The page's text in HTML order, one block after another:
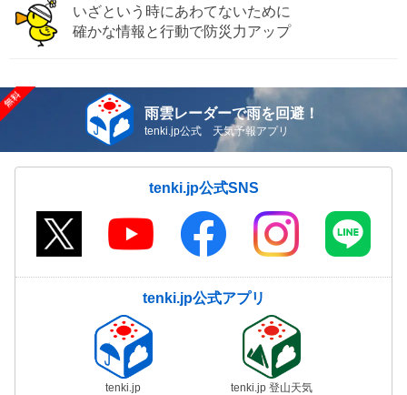
いざという時にあわてないために
確かな情報と行動で防災力アップ
雨雲レーダーで雨を回避！
tenki.jp公式 天気予報アプリ
tenki.jp公式SNS
tenki.jp公式アプリ
tenki.jp tenki.jp 登山天気